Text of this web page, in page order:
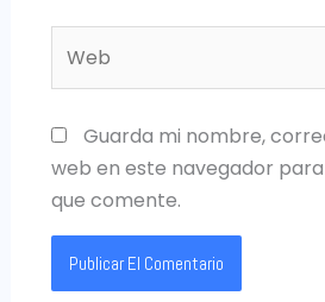
Guarda mi nombre,
web en este navegador
que comente.